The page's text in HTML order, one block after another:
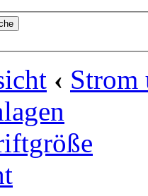
‹ Strom